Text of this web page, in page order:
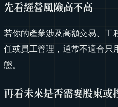
先看經營風險高不高
若你的產業涉及高額交易、工
任或員工管理，通常不適合只
態。
再看未來是否需要股東或